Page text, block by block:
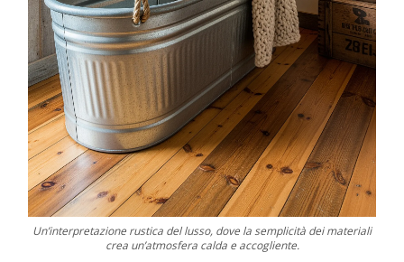
Un’interpretazione rustica del lusso, dove la semplicità dei materiali
crea un’atmosfera calda e accogliente.